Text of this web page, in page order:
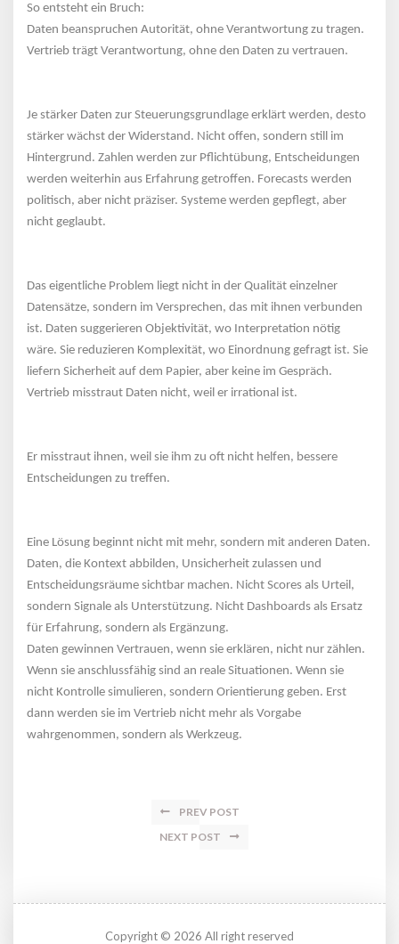
So entsteht ein Bruch:
Daten beanspruchen Autorität, ohne Verantwortung zu tragen.
Vertrieb trägt Verantwortung, ohne den Daten zu vertrauen.
Je stärker Daten zur Steuerungsgrundlage erklärt werden, desto
tärker wächst der Widerstand. Nicht offen, sondern still im
Hintergrund. Zahlen werden zur Pflichtübung, Entscheidungen
werden weiterhin aus Erfahrung getroffen. Forecasts werden
politisch, aber nicht präziser. Systeme werden gepflegt, aber
nicht geglaubt.
Das eigentliche Problem liegt nicht in der Qualität einzelner
Datensätze, sondern im Versprechen, das mit ihnen verbunden
ist. Daten suggerieren Objektivität, wo Interpretation nötig
wäre. Sie reduzieren Komplexität, wo Einordnung gefragt ist. Sie
liefern Sicherheit auf dem Papier, aber keine im Gespräch.
Vertrieb misstraut Daten nicht, weil er irrational ist.
Er misstraut ihnen, weil sie ihm zu oft nicht helfen, bessere
Entscheidungen zu treffen.
Eine Lösung beginnt nicht mit mehr, sondern mit anderen Daten.
Daten, die Kontext abbilden, Unsicherheit zulassen und
Entscheidungsräume sichtbar machen. Nicht Scores als Urteil,
ondern Signale als Unterstützung. Nicht Dashboards als Ersatz
für Erfahrung, sondern als Ergänzung.
Daten gewinnen Vertrauen, wenn sie erklären, nicht nur zählen.
Wenn sie anschlussfähig sind an reale Situationen. Wenn sie
nicht Kontrolle simulieren, sondern Orientierung geben. Erst
dann werden sie im Vertrieb nicht mehr als Vorgabe
wahrgenommen, sondern als Werkzeug.
PREV POST
NEXT POST
Copyright © 2026 All right reserved